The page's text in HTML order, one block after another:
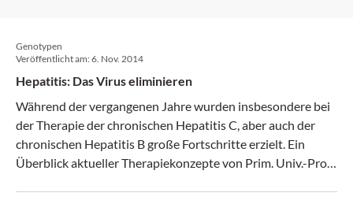
Genotypen
Veröffentlicht am:6. Nov. 2014
Hepatitis: Das Virus eliminieren
Während der vergangenen Jahre wurden insbesondere bei
der Therapie der chronischen Hepatitis C, aber auch der
chronischen Hepatitis B große Fortschritte erzielt. Ein
Überblick aktueller Therapiekonzepte von Prim. Univ.-Prof.